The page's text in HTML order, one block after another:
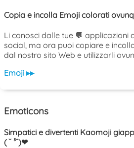
Copia e incolla Emoji colorati
Li conosci dalle tue 💬 applicazioni
social, ma ora puoi copiare e
dal nostro sito Web e utilizzarli
Emoji ▸▸
Emoticons
Simpatici e divertenti Kaomoji
( ˘ ³˘)❤